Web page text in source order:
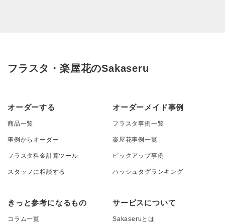
フラスタ・楽屋花のSakaseru
オーダーする
商品一覧
事例からオーダー
フラスタ料金計算ツール
スタッフに相談する
オーダーメイド事例
フラスタ事例一覧
楽屋花事例一覧
ピックアップ事例
ハッシュタグランキング
きっと参考になるもの
コラム一覧
サービスについて
Sakaseruとは